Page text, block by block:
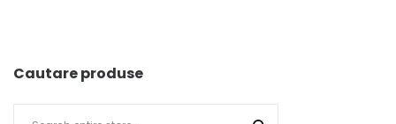
Cautare produse